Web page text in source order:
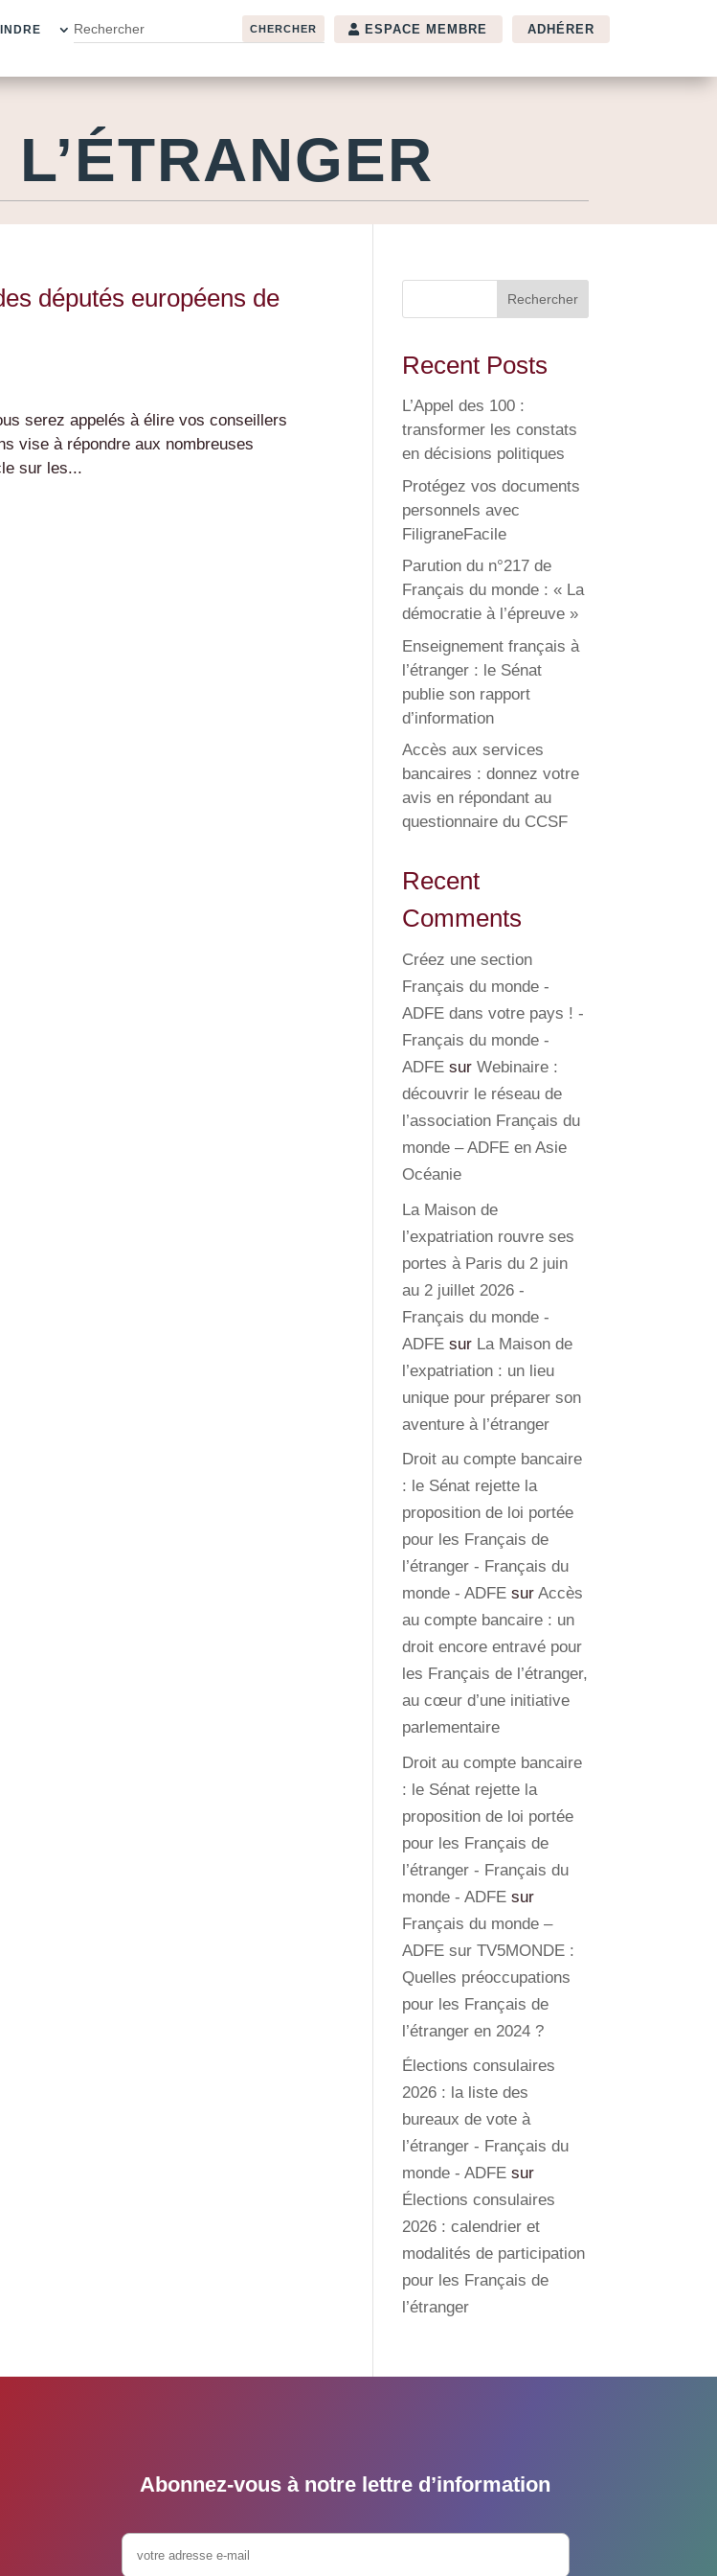
ESPACE MEMBRE ADHÉRER
députés européens de
serez appelés à élire vos conseillers
vise à répondre aux nombreuses
sur les...
Rechercher
Recent Posts
L’Appel des 100 :
transformer les constats
en décisions politiques
Protégez vos documents
personnels avec
FiligraneFacile
Parution du n°217 de
Français du monde : « La
démocratie à l’épreuve »
Enseignement français à
l’étranger : le Sénat
publie son rapport
d’information
Accès aux services
bancaires : donnez votre
avis en répondant au
questionnaire du CCSF
Recent
Comments
Créez une section
Français du monde -
ADFE dans votre pays ! -
Français du monde -
ADFE surWebinaire :
découvrir le réseau de
l’association Français du
monde – ADFE en Asie
Océanie
La Maison de
l’expatriation rouvre ses
portes à Paris du 2 juin
au 2 juillet 2026 -
Français du monde -
ADFE sur La Maison de
l’expatriation : un lieu
unique pour préparer son
aventure à l’étranger
Droit au compte bancaire
: le Sénat rejette la
proposition de loi portée
pour les Français de
l’étranger - Français du
monde - ADFE surAccès
au compte bancaire : un
droit encore entravé pour
les Français de l’étranger,
au cœur d’une initiative
parlementaire
Droit au compte bancaire
: le Sénat rejette la
proposition de loi portée
pour les Français de
l’étranger - Français du
monde - ADFE sur
Français du monde –
ADFE sur TV5MONDE :
Quelles préoccupations
pour les Français de
l’étranger en 2024 ?
Élections consulaires
2026 : la liste des
bureaux de vote à
l’étranger - Français du
monde - ADFE sur
Élections consulaires
2026 : calendrier et
modalités de participation
pour les Français de
l’étranger
Abonnez-vous à notre lettre d’information